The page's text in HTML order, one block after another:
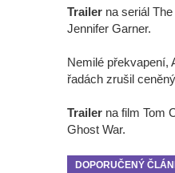
Trailer na seriál
Jennifer Garner.
Nemilé překvapení,
řadách zrušil
Trailer na film Tom
Ghost War.
DOPORUČENÝ